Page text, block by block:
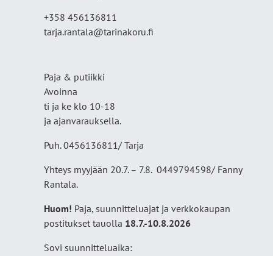
+358 456136811
tarja.rantala@tarinakoru.fi
Paja & putiikki
Avoinna
ti ja ke klo 10-18
ja ajanvarauksella.
Puh. 0456136811/ Tarja
Yhteys myyjään 20.7. – 7.8. 0449794598/ Fanny
Rantala.
Huom! Paja, suunnitteluajat ja verkkokaupan
postitukset tauolla 18.7.-10.8.2026
Sovi suunnitteluaika: